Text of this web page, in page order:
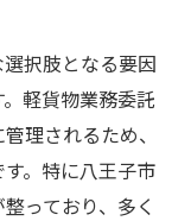
択肢となる要因
軽貨物業務委託
理されるため、
。特に八王子市
っており、多く